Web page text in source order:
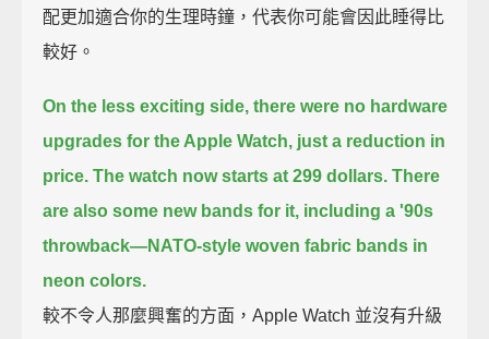
配更加適合你的生理時鐘，代表你可能會因此睡得比
較好。
On the less exciting side, there were no hardware
upgrades for the Apple Watch, just a reduction in
price. The watch now starts at 299 dollars. There
are also some new bands for it, including a '90s
throwback—NATO-style woven fabric bands in
neon colors.
較不令人那麼興奮的方面，Apple Watch 並沒有升級